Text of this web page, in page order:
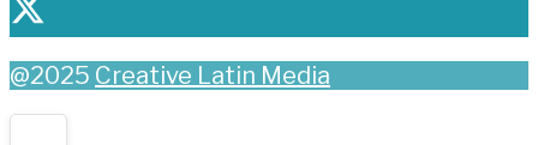
@2025 Creative Latin Media